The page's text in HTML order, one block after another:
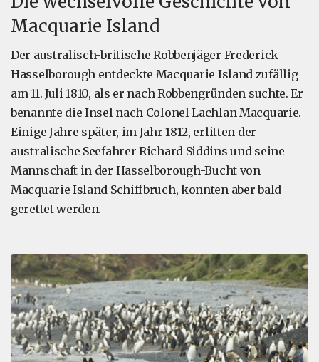
Macquarie Island
Der australisch-britische Robbenjäger Frederick
Hasselborough entdeckte Macquarie Island zufällig
am 11. Juli 1810, als er nach Robbengründen suchte. Er
benannte die Insel nach Colonel Lachlan Macquarie.
Einige Jahre später, im Jahr 1812, erlitten der
australische Seefahrer Richard Siddins und seine
Mannschaft in der Hasselborough-Bucht von
Macquarie Island Schiffbruch, konnten aber bald
gerettet werden.